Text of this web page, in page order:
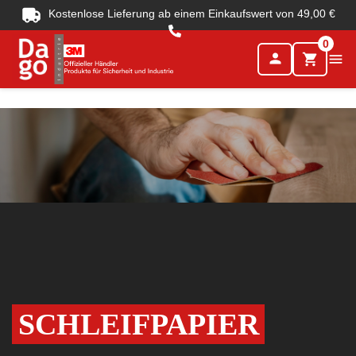
Kostenlose Lieferung ab einem Einkaufswert von 49,00 €
person shopping_cart
0

SCHLEIFPAPIER